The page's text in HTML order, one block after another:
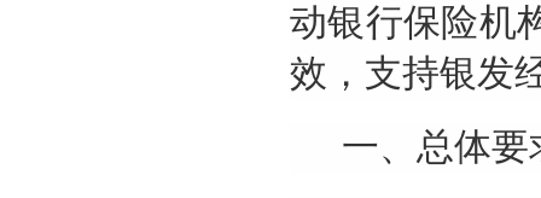
动银行保险机
效，支持银发
一、总体要